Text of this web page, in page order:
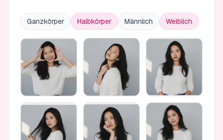
Ganzkörper Halbkörper Männlich Weiblich